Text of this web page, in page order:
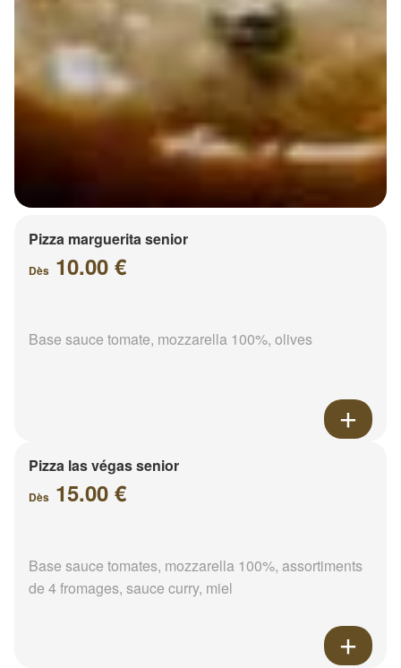
Pizza marguerita senior
Dès 10.00 €
Base sauce tomate, mozzarella 100%, olives
Pizza las végas senior
Dès 15.00 €
Base sauce tomates, mozzarella 100%, assortiments
de 4 fromages, sauce curry, miel